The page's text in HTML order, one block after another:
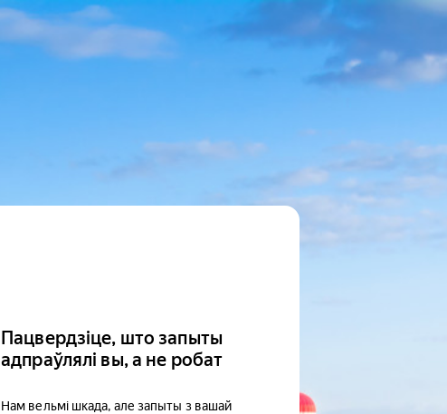
Пацвердзіце, што запыты
адпраўлялі вы, а не робат
Нам вельмі шкада, але запыты з вашай